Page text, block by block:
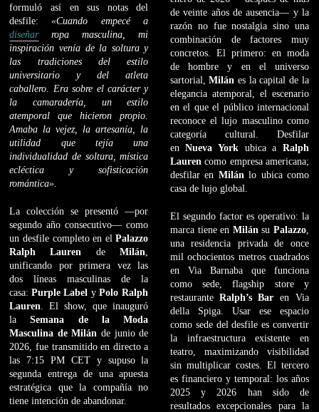
formuló así en sus notas del
desfile:«Cuando empecé a
diseñarropa masculina, mi
inspiración venía de la soltura y
las tradiciones del estilo
universitario y del atleta
caballero. Era sobre el carácter y
la camaradería, un estilo
atemporal que hicieron propio.
Amaba la vejez, la artesanía, la
utilidad que tejía una
individualidad de soltura, mística
ecléctica y sofisticación
romántica»
La colección se presentó —por
segundo año consecutivo— como
un desfile completo en elPalazzo
Ralph Lauren deMilán
unificando por primera vez las
dos líneas masculinas de la
casa:Purple Label yPolo Ralph
Lauren . El show, que inauguró
laSemana de la Moda
Masculina de Milán de junio de
2026, fue transmitido en directo a
las 7:15 PM CET y supuso la
segunda entrega de una apuesta
estratégica que la compañía no
tiene intención de abandonar.
de veinte años de ausencia— y la
razón no fue nostalgia sino una
combinación de factores muy
concretos. El primero: en moda
de hombre y en el universo
sartorial, Milán es la capital de la
elegancia atemporal, el escenario
en el que el público internacional
reconoce el lujo masculino como
categoría cultural. Desfilar
en Nueva Yorkubica a Ralph
Lauren como empresa americana;
desfilar en Milán lo ubica como
casa de lujo global.
El segundo factor es operativo: la
marca tiene en Milán su Palazzo,
una residencia privada de once
mil ochocientos metros cuadrados
en Via Barnaba que funciona
como sede, flagship store y
restaurante Ralph’s Baren Via
della Spiga. Usar ese espacio
como sede del desfile es convertir
la infraestructura existente en
teatro, maximizando visibilidad
sin multiplicar costes. El tercero
es financiero y temporal: los años
2025 y 2026 han sido de
resultados excepcionales para la